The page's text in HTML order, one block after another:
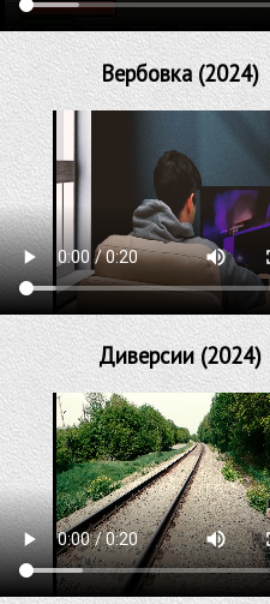
Вербовка (2024)
Диверсии (2024)